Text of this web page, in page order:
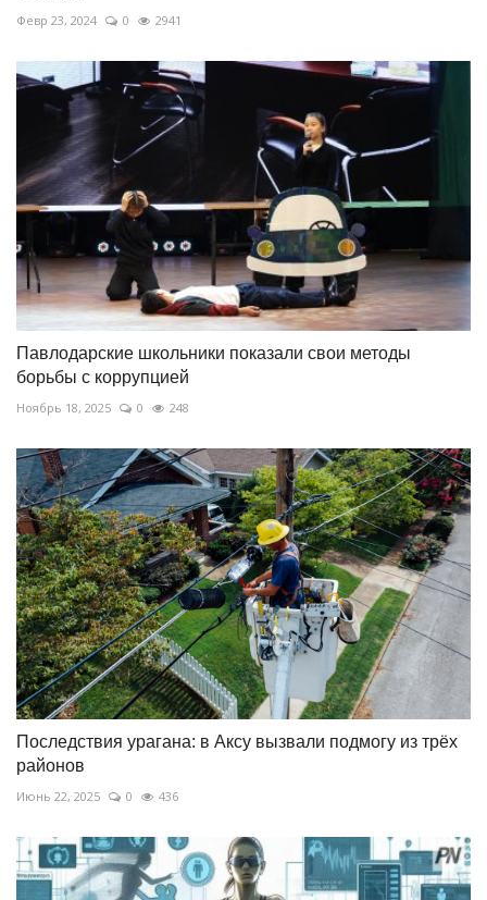
Февр 23, 2024 0 2941
Павлодарские школьники показали свои методы
борьбы с коррупцией
Ноябрь 18, 2025 0 248
Последствия урагана: в Аксу вызвали подмогу из трёх
районов
Июнь 22, 2025 0 436